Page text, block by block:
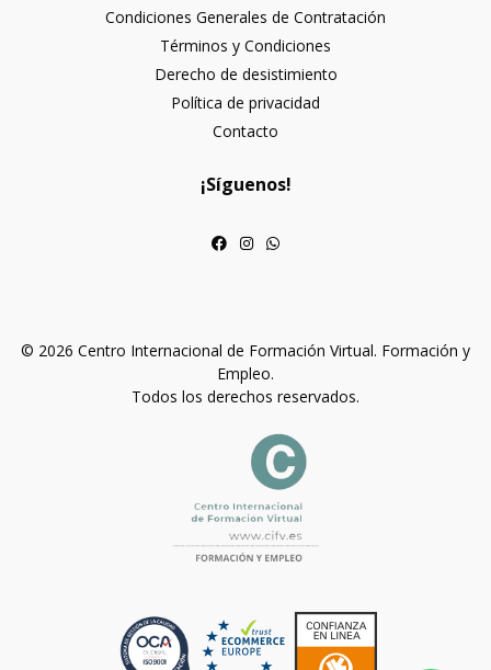
Condiciones Generales de Contratación
Términos y Condiciones
Derecho de desistimiento
Política de privacidad
Contacto
¡Síguenos!
© 2026 Centro Internacional de Formación Virtual. Formación y
Empleo.
Todos los derechos reservados.